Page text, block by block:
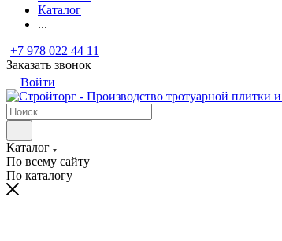
Каталог
...
+7 978 022 44 11
Заказать звонок
Войти
Каталог
По всему сайту
По каталогу